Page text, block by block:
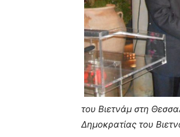
του Βιετνάμ στη
Δημοκρατίας του